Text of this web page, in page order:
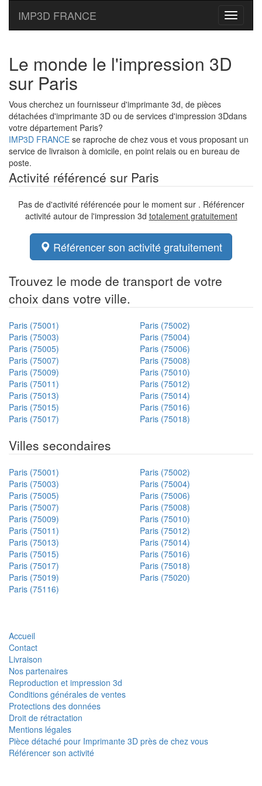
Toggle
IMP3D FRANCE
Le monde le l'impression 3D
sur Paris
Vous cherchez un fournisseur d'imprimante 3d, de pièces
détachées d'imprimante 3D ou de services d'impression 3Ddans
votre département Paris?
IMP3D FRANCE se raproche de chez vous et vous proposant un
service de livraison à domicile, en point relais ou en bureau de
poste.
Activité référencé sur Paris
Pas de d'activité référencée pour le moment sur . Référencer
activité autour de l'impression 3d totalement gratuitement
Référencer son activité gratuitement
Trouvez le mode de transport de votre
choix dans votre ville.
Paris (75001)
Paris (75002)
Paris (75003)
Paris (75004)
Paris (75005)
Paris (75006)
Paris (75007)
Paris (75008)
Paris (75009)
Paris (75010)
Paris (75011)
Paris (75012)
Paris (75013)
Paris (75014)
Paris (75015)
Paris (75016)
Paris (75017)
Paris (75018)
Villes secondaires
Paris (75001)
Paris (75002)
Paris (75003)
Paris (75004)
Paris (75005)
Paris (75006)
Paris (75007)
Paris (75008)
Paris (75009)
Paris (75010)
Paris (75011)
Paris (75012)
Paris (75013)
Paris (75014)
Paris (75015)
Paris (75016)
Paris (75017)
Paris (75018)
Paris (75019)
Paris (75020)
Paris (75116)
Accueil
Contact
Livraison
Nos partenaires
Reproduction et impression 3d
Conditions générales de ventes
Protections des données
Droit de rétractation
Mentions légales
Pièce détaché pour Imprimante 3D près de chez vous
Référencer son activité